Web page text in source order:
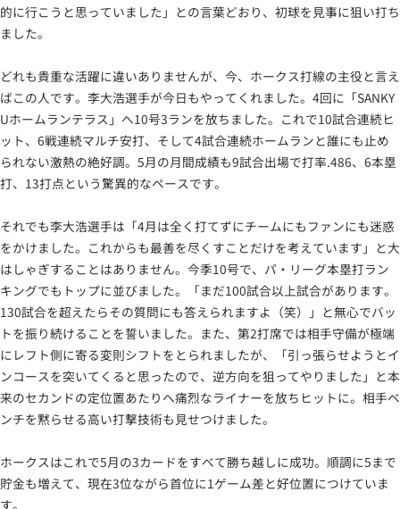
的に行こうと思っていました」との言葉どおり、初球を見事に狙い打ち
ました。
どれも貴重な活躍に違いありませんが、今、ホークス打線の主役と言え
ばこの人です。李大浩選手が今日もやってくれました。4回に「SANKY
Uホームランテラス」へ10号3ランを放ちました。これで10試合連続ヒ
ット、6戦連続マルチ安打、そして4試合連続ホームランと誰にも止め
られない激熱の絶好調。5月の月間成績も9試合出場で打率.486、6本塁
打、13打点という驚異的なペースです。
それでも李大浩選手は「4月は全く打てずにチームにもファンにも迷惑
をかけました。これからも最善を尽くすことだけを考えています」と大
はしゃぎすることはありません。今季10号で、パ・リーグ本塁打ラン
キングでもトップに並びました。「まだ100試合以上試合があります。
130試合を超えたらその質問にも答えられますよ（笑）」と無心でバッ
トを振り続けることを誓いました。また、第2打席では相手守備が極端
にレフト側に寄る変則シフトをとられましたが、「引っ張らせようとイ
ンコースを突いてくると思ったので、逆方向を狙ってやりました」と本
来のセカンドの定位置あたりへ痛烈なライナーを放ちヒットに。相手ベ
ンチを黙らせる高い打撃技術も見せつけました。
ホークスはこれで5月の3カードをすべて勝ち越しに成功。順調に5まで
貯金も増えて、現在3位ながら首位に1ゲーム差と好位置につけていま
す。